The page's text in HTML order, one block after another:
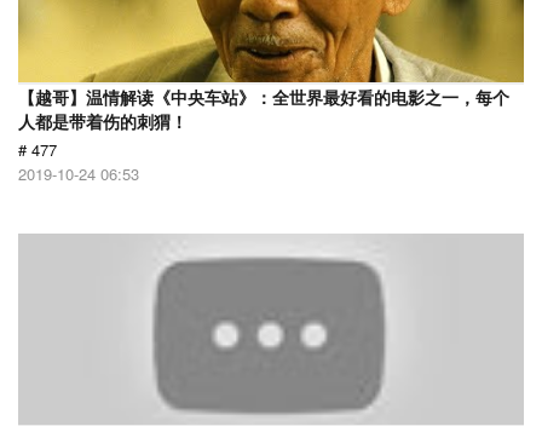
【越哥】温情解读《中央车站》：全世界最好看的电影之一，每个
人都是带着伤的刺猬！
# 477
2019-10-24 06:53